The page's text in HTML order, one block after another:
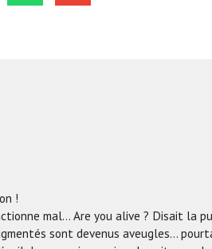
!
mal… Are you alive ? Disait la
sont devenus aveugles…